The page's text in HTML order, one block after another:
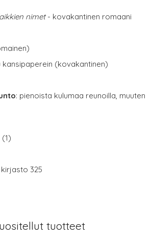
nimet- kovakantinen romaani
kansipaperein (kovakantinen)
: pienoista kulumaa reunoilla, muuten
(1)
325
tuotteet